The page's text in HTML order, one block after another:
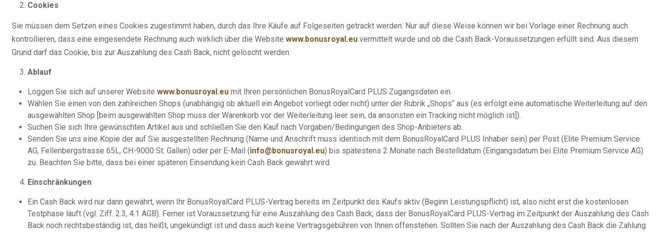
Cookies
Sie müssen dem Setzen eines Cookies zugestimmt haben, durch das Ihre Käufe auf Folgeseiten getrackt werden. Nur auf diese Weise können wir bei Vorlage einer Rechnung auch
kontrollieren, dass eine eingesendete Rechnung auch wirklich über die Website www.bonusroyal.eu vermittelt wurde und ob die Cash Back-Voraussetzungen erfüllt sind. Aus diesem
Grund darf das Cookie, bis zur Auszahlung des Cash Back, nicht gelöscht werden.
Ablauf
Loggen Sie sich auf unserer Website www.bonusroyal.eu mit Ihren persönlichen BonusRoyalCard PLUS Zugangsdaten ein.
Wählen Sie einen von den zahlreichen Shops (unabhängig ob aktuell ein Angebot vorliegt oder nicht) unter der Rubrik „Shops“ aus (es erfolgt eine automatische Weiterleitung auf den
ausgewählten Shop [beim ausgewählten Shop muss der Warenkorb vor der Weiterleitung leer sein, da ansonsten ein Tracking nicht möglich ist]).
Suchen Sie sich Ihre gewünschten Artikel aus und schließen Sie den Kauf nach Vorgaben/Bedingungen des Shop-Anbieters ab.
Senden Sie uns eine Kopie der auf Sie ausgestellten Rechnung (Name und Anschrift muss identisch mit dem BonusRoyalCard PLUS Inhaber sein) per Post (Elite Premium Service
AG, Fellenbergstrasse 65L, CH-9000 St. Gallen) oder per E-Mail (info@bonusroyal.eu) bis spätestens 2 Monate nach Bestelldatum (Eingangsdatum bei Elite Premium Service AG)
zu. Beachten Sie bitte, dass bei einer späteren Einsendung kein Cash Back gewährt wird.
Einschränkungen
Ein Cash Back wird nur dann gewährt, wenn Ihr BonusRoyalCard PLUS-Vertrag bereits im Zeitpunkt des Kaufs aktiv (Beginn Leistungspflicht) ist, also nicht erst die kostenlosen
Testphase läuft (vgl. Ziff. 2.3, 4.1 AGB). Ferner ist Voraussetzung für eine Auszahlung des Cash Back, dass der BonusRoyalCard PLUS-Vertrag im Zeitpunkt der Auszahlung des Cash
Back noch rechtsbeständig ist, das heißt, ungekündigt ist und dass auch keine Vertragsgebühren von Ihnen offenstehen. Sollten Sie nach der Auszahlung des Cash Back die Zahlung